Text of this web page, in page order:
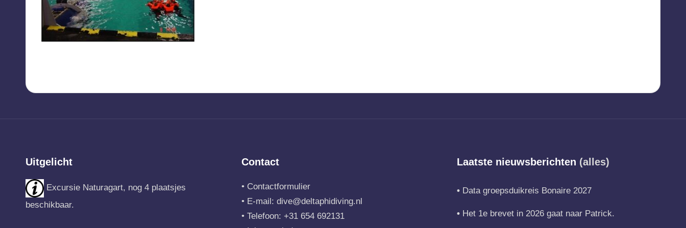
Uitgelicht
Excursie Naturagart, nog 4 plaatsjes
beschikbaar.
Contact
• Contactformulier
• E-mail: dive@deltaphidiving.nl
• Telefoon: +31 654 692131
Laatste nieuwsberichten (alles)
Data groepsduikreis Bonaire 2027
Het 1e brevet in 2026 gaat naar Patrick.